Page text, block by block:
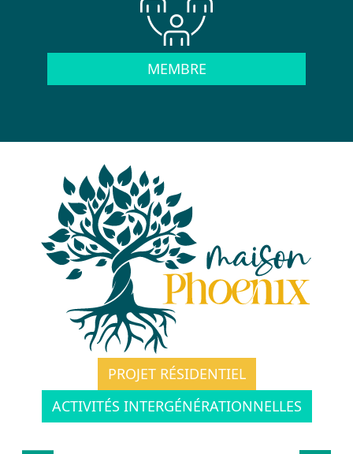
MEMBRE
PROJET RÉSIDENTIEL
ACTIVITÉS INTERGÉNÉRATIONNELLES